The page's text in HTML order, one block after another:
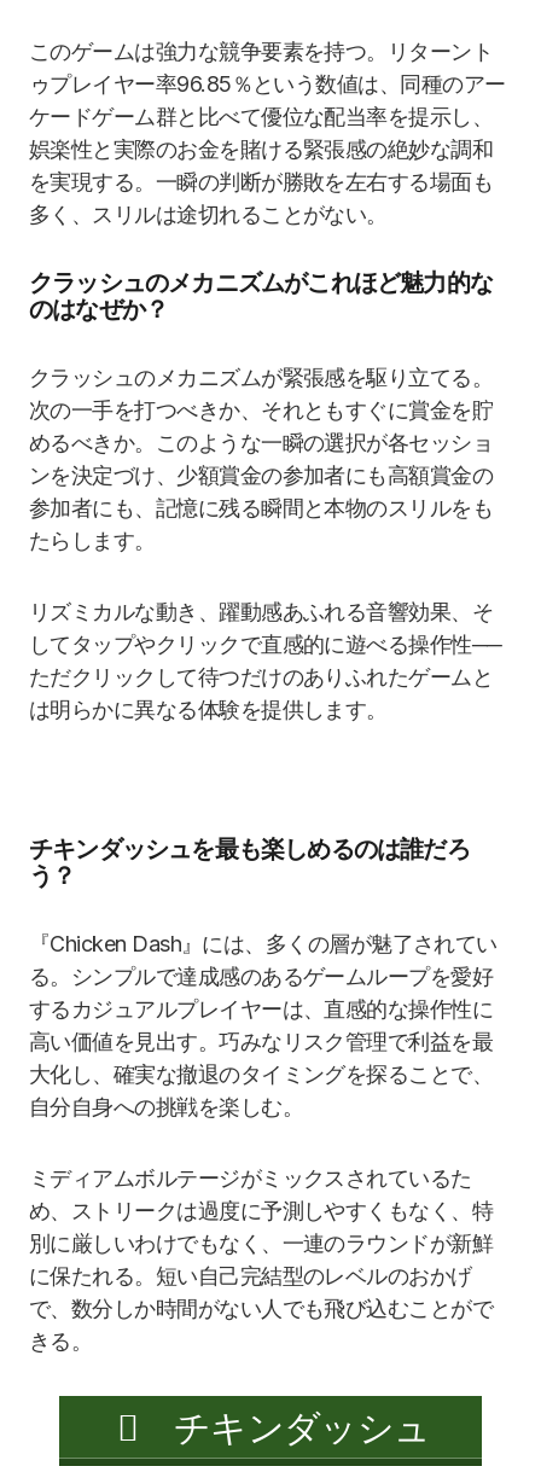
このゲームは強力な競争要素を持つ。リターント
ゥプレイヤー率96.85％という数値は、同種のアー
ケードゲーム群と比べて優位な配当率を提示し、
娯楽性と実際のお金を賭ける緊張感の絶妙な調和
を実現する。一瞬の判断が勝敗を左右する場面も
多く、スリルは途切れることがない。
クラッシュのメカニズムがこれほど魅力的な
のはなぜか？
クラッシュのメカニズムが緊張感を駆り立てる。
次の一手を打つべきか、それともすぐに賞金を貯
めるべきか。このような一瞬の選択が各セッショ
ンを決定づけ、少額賞金の参加者にも高額賞金の
参加者にも、記憶に残る瞬間と本物のスリルをも
たらします。
リズミカルな動き、躍動感あふれる音響効果、そ
してタップやクリックで直感的に遊べる操作性──
ただクリックして待つだけのありふれたゲームと
は明らかに異なる体験を提供します。
チキンダッシュを最も楽しめるのは誰だろ
う？
『Chicken Dash』には、多くの層が魅了されてい
る。シンプルで達成感のあるゲームループを愛好
するカジュアルプレイヤーは、直感的な操作性に
高い価値を見出す。巧みなリスク管理で利益を最
大化し、確実な撤退のタイミングを探ることで、
自分自身への挑戦を楽しむ。
ミディアムボルテージがミックスされているた
め、ストリークは過度に予測しやすくもなく、特
別に厳しいわけでもなく、一連のラウンドが新鮮
に保たれる。短い自己完結型のレベルのおかげ
で、数分しか時間がない人でも飛び込むことがで
きる。
チキンダッシュ